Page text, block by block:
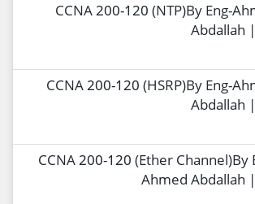
29-CCNA 200-120 (NTP)By Eng-
Abdallah
30-CCNA 200-120 (HSRP)By Eng-
Abdallah
31-CCNA 200-120 (Ether Channel)By
Ahmed Abdallah